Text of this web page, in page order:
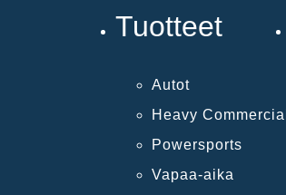
Tuotteet
Autot
Heavy Commercial
Powersports
Vapaa-aika